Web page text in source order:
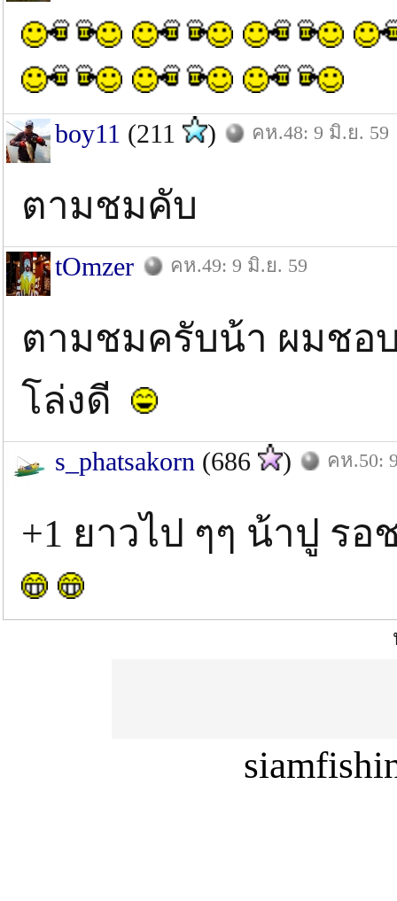
boy11 (211 ) คห.48: 9 มิ.ย. 59
ตามชมคับ
tOmzer คห.49: 9 มิ.ย. 59
ตามชมครับน้า ผมชอ
โล่งดี
s_phatsakorn (686 ) คห.50:
+1 ยาวไป ๆๆ น้าปู ร